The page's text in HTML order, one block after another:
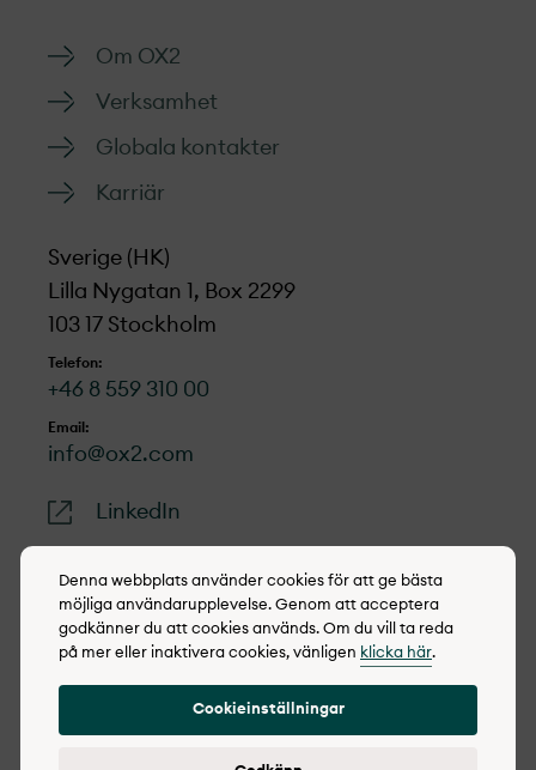
Om OX2
Verksamhet
Globala kontakter
Karriär
Sverige (HK)
Lilla Nygatan 1, Box 2299
103 17 Stockholm
Telefon:
+46 8 559 310 00
Email:
info@ox2.com
LinkedIn
© 2022-2026 OX2
Cookie policy
Denna webbplats använder cookies för att ge bästa
möjliga användarupplevelse. Genom att acceptera
godkänner du att cookies används. Om du vill ta reda
på mer eller inaktivera cookies, vänligen klicka här.
Cookieinställningar